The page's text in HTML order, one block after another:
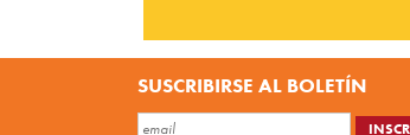
SUSCRIBIRSE AL BOLETÍN